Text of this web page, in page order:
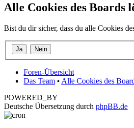
Alle Cookies des Boards
Bist du dir sicher, dass du alle Cookies
Foren-Übersicht
Das Team • Alle Cookies des
POWERED_BY
Deutsche Übersetzung durch phpBB.de